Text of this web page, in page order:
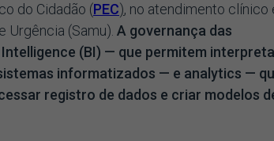
do Cidadão (PEC), no atendimento clínico
(Samu). A governança das
(BI) — que permitem
informatizados — e analytics —
registro de dados e criar modelos